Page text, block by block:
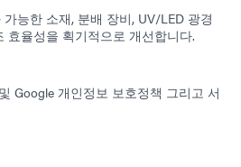
능한 소재, 분배 장비, UV/LED 광경
효율성을 획기적으로 개선합니다.
Google 개인정보 보호정책 그리고 서